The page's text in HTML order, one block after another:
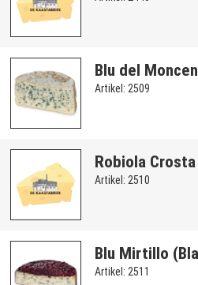
Blu del
Artikel: 2509
Robiola
Artikel: 2510
Blu Mirtillo
Artikel: 2511